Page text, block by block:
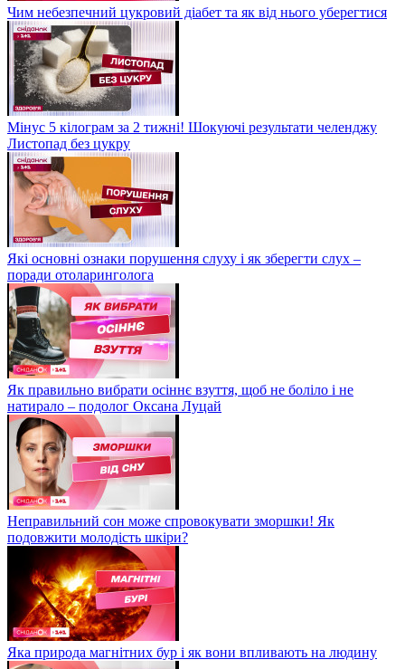
Чим небезпечний цукровий діабет та як від нього уберегтися
Мінус 5 кілограм за 2 тижні! Шокуючі результати челенджу
Листопад без цукру
Які основні ознаки порушення слуху і як зберегти слух –
поради отоларинголога
Як правильно вибрати осіннє взуття, щоб не боліло і не
натирало – подолог Оксана Луцай
Неправильний сон може спровокувати зморшки! Як
подовжити молодість шкіри?
Яка природа магнітних бур і як вони впливають на людину